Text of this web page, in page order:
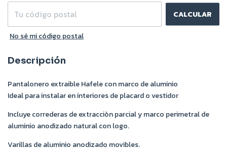
CALCULAR
No sé mi código postal
Descripción
Pantalonero extraible Hafele con marco de aluminio
Ideal para instalar en interiores de placard o vestidor
Incluye correderas de extracciòn parcial y marco perimetral de
aluminio anodizado natural con logo.
Varillas de aluminio anodizado movibles.